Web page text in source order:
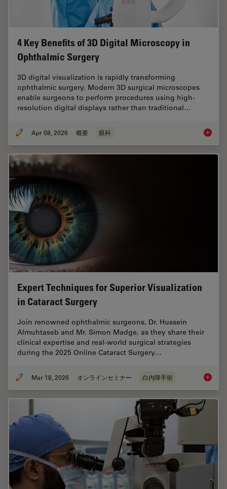
4 Key Benefits of 3D Digital Microscopy in
Ophthalmic Surgery
3D digital visualization is rapidly transforming
ophthalmic surgery. Modern 3D surgical microscopes
enable surgeons to perform procedures using high-
resolution digital displays rather than traditional…
Apr 08, 2026 概要 眼科 4 Key
Expert Techniques for Superior Visualization
in Cataract Surgery
Join renowned ophthalmic surgeons, Dr. Hussein
Almuhtaseb and Mr. Simon Madge, as they share their
clinical expertise and real-world surgical strategies
during the 2025 Online Cataract Surgery…
Mar 18, 2026 オンラインセミナー 白内障手術 Expert